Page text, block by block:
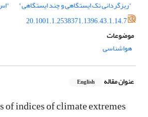
"ریزگردانی تک ایستگاهی و چند ایستگاهی"
20.1001.1.2538371.1396.43.1.14.7
موضوعات
هواشناسی
عنوان مقاله English
indices of climate extremes